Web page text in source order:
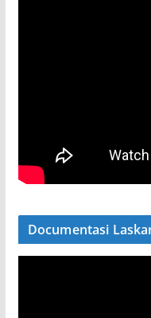
Documentasi